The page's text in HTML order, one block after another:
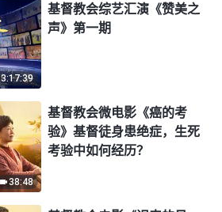
3:17:39
基督教会综艺汇演《赞美之
声》第一期
38:48
基督教会微电影《癌的考
验》基督徒身患绝症，生死
考验中如何经历？